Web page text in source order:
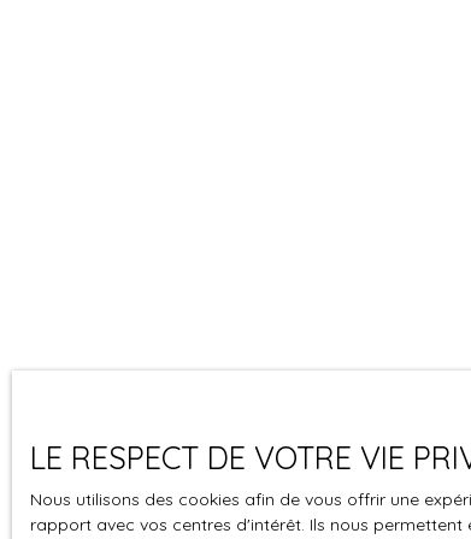
LE RESPECT DE VOTRE VIE
Nous utilisons des cookies afin de vous offrir une
rapport avec vos centres d'intérêt. Ils nous